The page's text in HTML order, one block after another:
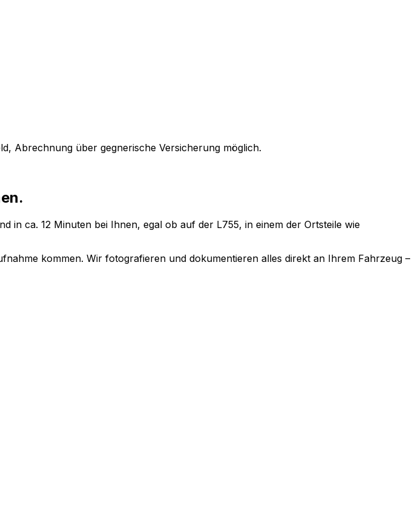
Abrechnung über gegnerische Versicherung möglich.
in ca. 12 Minuten bei Ihnen, egal ob auf der L755, in einem der Ortsteile wie
kommen. Wir fotografieren und dokumentieren alles direkt an Ihrem Fahrzeug –